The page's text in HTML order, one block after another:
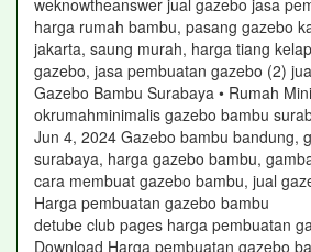
weknowtheanswer jual gazebo jasa
harga rumah bambu, pasang gazebo
jakarta, saung murah, harga tiang
gazebo, jasa pembuatan gazebo (2)
Gazebo Bambu Surabaya • Rumah
okrumahminimalis gazebo bambu
Jun 4, 2024 Gazebo bambu bandung,
surabaya, harga gazebo bambu,
cara membuat gazebo bambu, jual
Harga pembuatan gazebo bambu
detube club pages harga pembuatan
Download Harga pembuatan gazebo